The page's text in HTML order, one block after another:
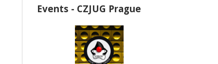
Events - CZJUG Prague